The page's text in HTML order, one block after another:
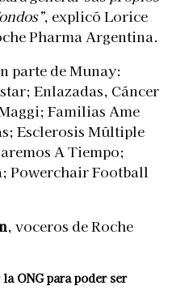
, explicó Lorice
Pharma Argentina.
parte de Munay:
Enlazadas, Cáncer
Familias Ame
Esclerosis Múltiple
A Tiempo;
Powerchair Football
, voceros de Roche
ONG para poder ser